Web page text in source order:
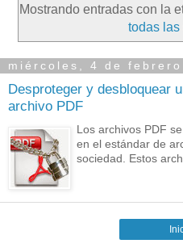
Mostrando entradas con la
todas las
miércoles, 4 de febrero
Desproteger y desbloquear
archivo PDF
Los archivos PDF
en el estándar de
sociedad. Estos